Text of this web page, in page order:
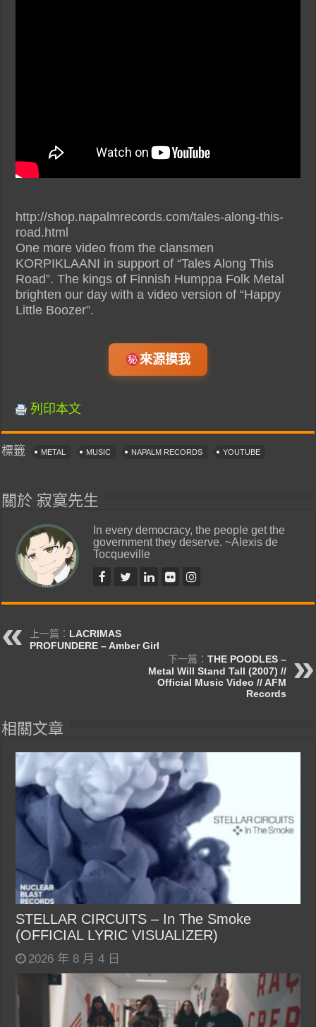
http://shop.napalmrecords.com/tales-along-this-
road.html
One more video from the clansmen
KORPIKLAANI in support of “Tales Along This
Road”. The kings of Finnish Humppa Folk Metal
brighten our day with a video version of “Happy
Little Boozer”.
來源摸我
列印本文
標籤 METAL MUSIC NAPALM RECORDS YOUTUBE
關於 寂寞先生
In every democracy, the people get the
government they deserve. ~Alexis de
Tocqueville
上一篇： LACRIMAS
PROFUNDERE – Amber Girl
下一篇： THE POODLES –
Metal Will Stand Tall (2007) //
Official Music Video // AFM
Records
相關文章
STELLAR CIRCUITS – In The Smoke
(OFFICIAL LYRIC VISUALIZER)
2026 年 8 月 4 日